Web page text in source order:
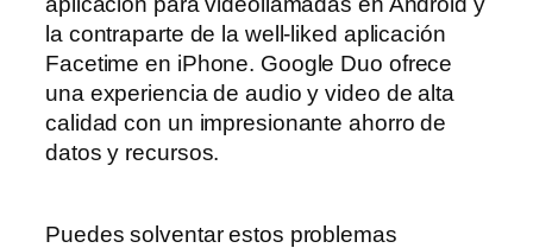
la contraparte de la well-liked aplicación
Facetime en iPhone. Google Duo ofrece
una experiencia de audio y video de alta
calidad con un impresionante ahorro de
datos y recursos.
Puedes solventar estos problemas